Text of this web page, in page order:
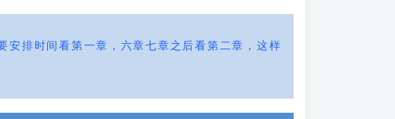
安排时间看第一章，六章七章之后看第二章，这样